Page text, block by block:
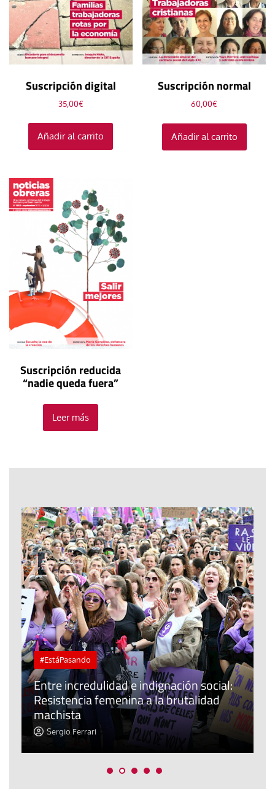
Suscripción digital
35,00€
Añadir al carrito
Suscripción normal
60,00€
Añadir al carrito
Suscripción reducida
“nadie queda fuera”
Leer más
#EstáPasando
Entre incredulidad e indignación social:
Resistencia femenina a la brutalidad
machista
Sergio Ferrari